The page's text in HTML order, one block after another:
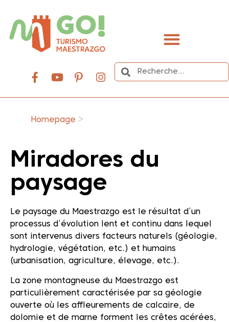
Homepage >
Miradores du
paysage
Le paysage du Maestrazgo est le résultat d’un
processus d’évolution lent et continu dans lequel
sont intervenus divers facteurs naturels (géologie,
hydrologie, végétation, etc.) et humains
(urbanisation, agriculture, élevage, etc.).
La zone montagneuse du Maestrazgo est
particulièrement caractérisée par sa géologie
ouverte où les affleurements de calcaire, de
dolomie et de marne forment les crêtes acérées,